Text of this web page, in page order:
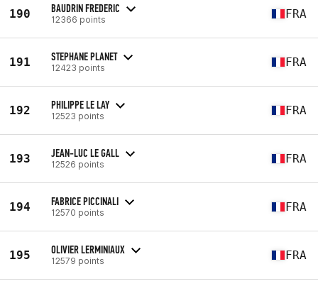
190 BAUDRIN FREDERIC
12366 points FRA
191 STEPHANE PLANET
12423 points FRA
192 PHILIPPE LE LAY
12523 points FRA
193 JEAN-LUC LE GALL
12526 points FRA
194 FABRICE PICCINALI
12570 points FRA
195 OLIVIER LERMINIAUX
12579 points FRA